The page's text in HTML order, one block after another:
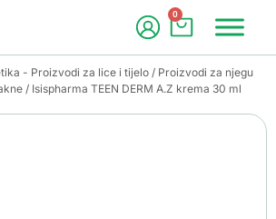
0
- Proizvodi za lice i tijelo / Proizvodi za njegu
/ Isispharma TEEN DERM A.Z krema 30 ml